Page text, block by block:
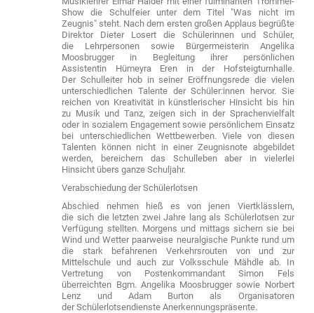
Show die Schulfeier unter dem Titel "Was nicht im
Zeugnis" steht. Nach dem ersten großen Applaus begrüßte
Direktor Dieter Losert die Schülerinnen und Schüler,
die Lehrpersonen sowie Bürgermeisterin Angelika
Moosbrugger in Begleitung ihrer persönlichen
Assistentin Hümeyra Eren in der Hofsteigturnhalle.
Der Schulleiter hob in seiner Eröffnungsrede die vielen
unterschiedlichen Talente der Schüler:innen hervor. Sie
reichen von Kreativität in künstlerischer Hinsicht bis hin
zu Musik und Tanz, zeigen sich in der Sprachenvielfalt
oder in sozialem Engagement sowie persönlichem Einsatz
bei unterschiedlichen Wettbewerben. Viele von diesen
Talenten können nicht in einer Zeugnisnote abgebildet
werden, bereichern das Schulleben aber in vielerlei
Hinsicht übers ganze Schuljahr.
Verabschiedung der Schülerlotsen
Abschied nehmen hieß es von jenen Viertklässlern,
die sich die letzten zwei Jahre lang als Schülerlotsen zur
Verfügung stellten. Morgens und mittags sichern sie bei
Wind und Wetter paarweise neuralgische Punkte rund um
die stark befahrenen Verkehrsrouten von und zur
Mittelschule und auch zur Volksschule Mähdle ab. In
Vertretung von Postenkommandant Simon Fels
überreichten Bgm. Angelika Moosbrugger sowie Norbert
Lenz und Adam Burton als Organisatoren
der Schülerlotsendienste Anerkennungspräsente.